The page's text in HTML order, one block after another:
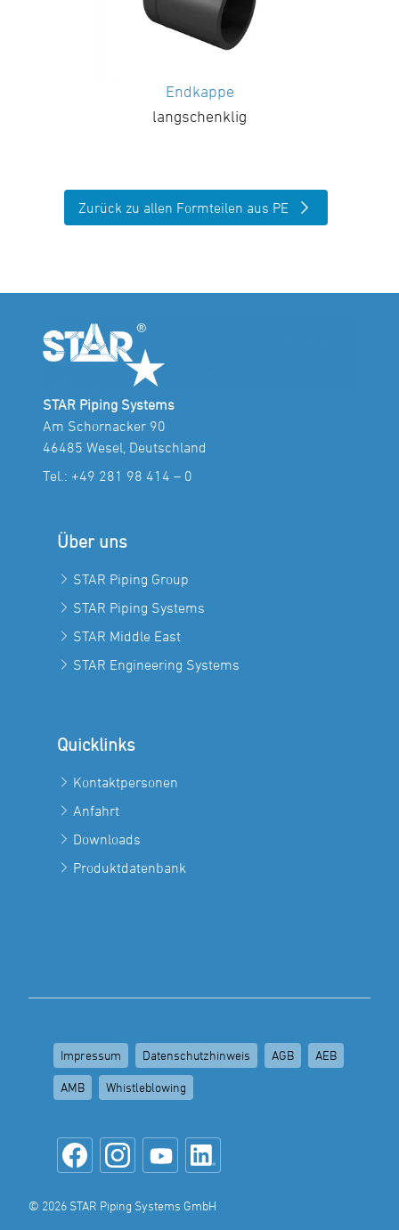
Endkappe
langschenklig
Zurück zu allen Formteilen aus PE
STAR Piping Systems
Am Schornacker 90
46485 Wesel, Deutschland
Tel.: +49 281 98 414 – 0
Über uns
STAR Piping Group
STAR Piping Systems
STAR Middle East
STAR Engineering Systems
Quicklinks
Kontaktpersonen
Anfahrt
Downloads
Produktdatenbank
Impressum Datenschutzhinweis AGB AEB
AMB Whistleblowing
© 2026 STAR Piping Systems GmbH